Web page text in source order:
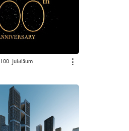
100. Jubiläum ⋮